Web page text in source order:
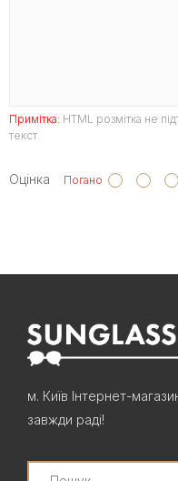
Примітка: HTML розмітка не
текст.
Оцінка Погано
м. Київ Інтернет-
завжди раді!
Search